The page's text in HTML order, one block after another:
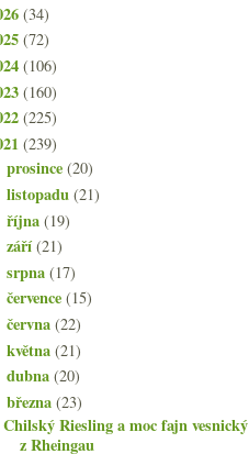
(34)
(72)
(106)
(160)
(225)
(239)
prosince(20)
listopadu(21)
října(19)
září(21)
srpna(17)
července(15)
června(22)
května(21)
dubna(20)
března(23)
Chilský Riesling a moc fajn vesnický
z Rheingau